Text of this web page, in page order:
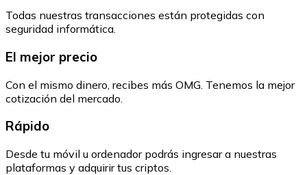
Todas nuestras transacciones están protegidas con
seguridad informática.
El mejor precio
Con el mismo dinero, recibes más OMG. Tenemos la mejor
cotización del mercado.
Rápido
Desde tu móvil u ordenador podrás ingresar a nuestras
plataformas y adquirir tus criptos.